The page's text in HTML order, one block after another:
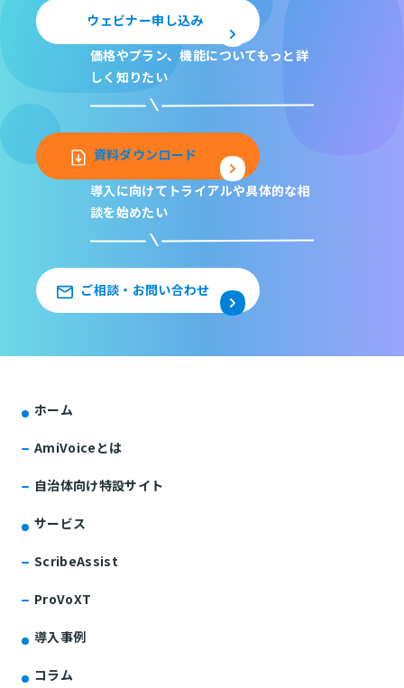
ウェビナー申し込み
価格やプラン、機能についてもっと詳
しく知りたい
資料ダウンロード
導入に向けてトライアルや具体的な相
談を始めたい
ご相談・お問い合わせ
ホーム
AmiVoiceとは
自治体向け特設サイト
サービス
ScribeAssist
ProVoXT
導入事例
コラム